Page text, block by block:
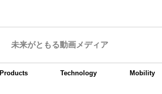
未来がともる動画メディア
Products Technology Mobility